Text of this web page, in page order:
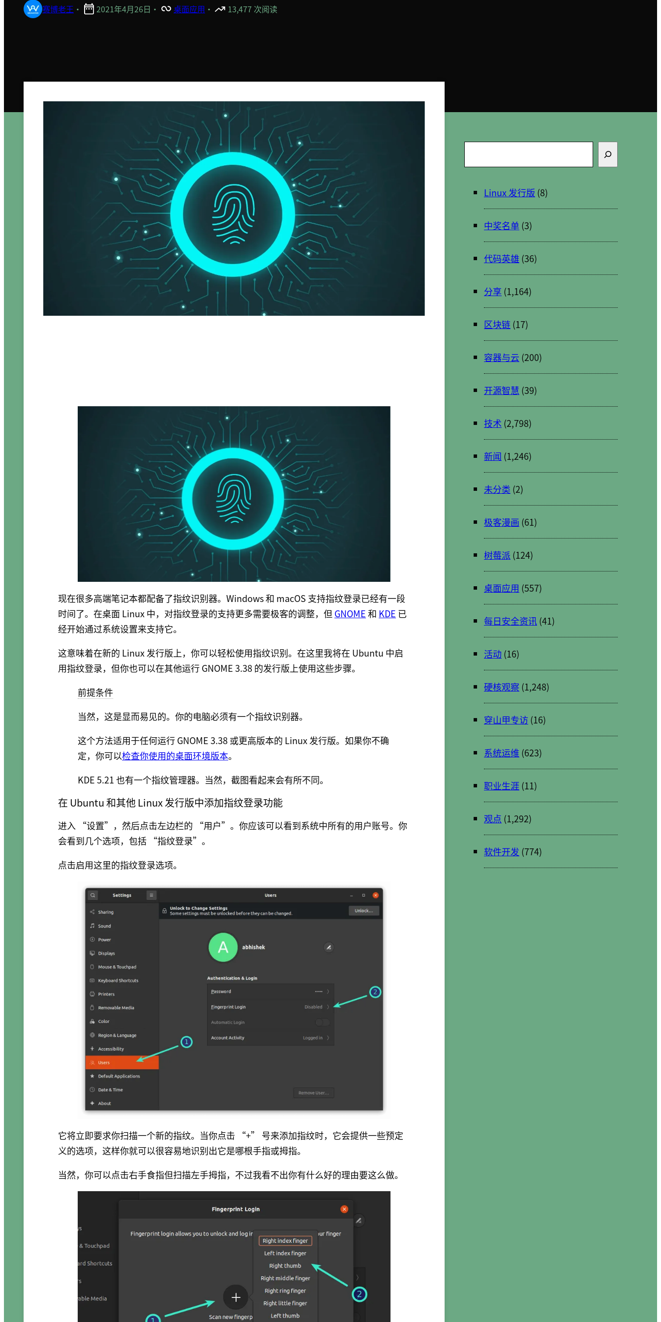
赛博老王 · 2021年4月26日 · 桌面应用 · 13,477 次阅读
现在很多高端笔记本都配备了指纹识别器。Windows 和 macOS 支持指纹登录已经有一段
时间了。在桌面 Linux 中，对指纹登录的支持更多需要极客的调整，但GNOME和 KDE 已
经开始通过系统设置来支持它。
这意味着在新的 Linux 发行版上，你可以轻松使用指纹识别。在这里我将在 Ubuntu 中启
用指纹登录，但你也可以在其他运行 GNOME 3.38 的发行版上使用这些步骤。
前提条件
当然，这是显而易见的。你的电脑必须有一个指纹识别器。
这个方法适用于任何运行 GNOME 3.38 或更高版本的 Linux 发行版。如果你不确
定，你可以检查你使用的桌面环境版本。
KDE 5.21 也有一个指纹管理器。当然，截图看起来会有所不同。
在 Ubuntu 和其他 Linux 发行版中添加指纹登录功能
进入 “设置”，然后点击左边栏的 “用户”。你应该可以看到系统中所有的用户账号。你
会看到几个选项，包括 “指纹登录”。
点击启用这里的指纹登录选项。
它将立即要求你扫描一个新的指纹。当你点击 “+” 号来添加指纹时，它会提供一些预定
义的选项，这样你就可以很容易地识别出它是哪根手指或拇指。
当然，你可以点击右手食指但扫描左手拇指，不过我看不出你有什么好的理由要这么做。
索
Linux 发行版 (8)
中奖名单 (3)
代码英雄 (36)
分享 (1,164)
区块链(17)
容器与云 (200)
开源智慧 (39)
技术 (2,798)
新闻 (1,246)
未分类 (2)
极客漫画 (61)
树莓派 (124)
桌面应用 (557)
每日安全资讯(41)
活动 (16)
硬核观察 (1,248)
穿山甲专访(16)
系统运维(623)
职业生涯(11)
观点 (1,292)
软件开发 (774)